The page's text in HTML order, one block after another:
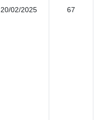
20/02/2025 67